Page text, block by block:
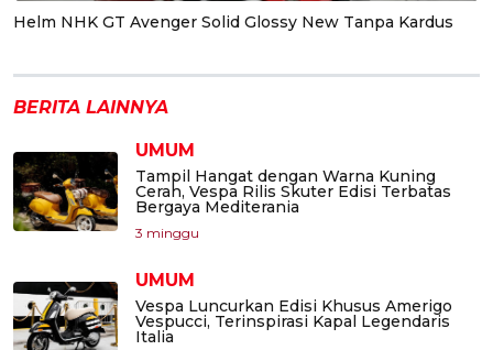
Helm NHK GT Avenger Solid Glossy New Tanpa Kardus
BERITA LAINNYA
UMUM
Tampil Hangat dengan Warna Kuning
Cerah, Vespa Rilis Skuter Edisi Terbatas
Bergaya Mediterania
3 minggu
UMUM
Vespa Luncurkan Edisi Khusus Amerigo
Vespucci, Terinspirasi Kapal Legendaris
Italia